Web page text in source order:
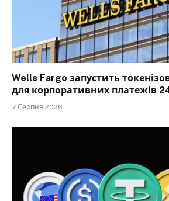
Wells Fargo запустить
для корпоративних платежів
7 Серпня 2026